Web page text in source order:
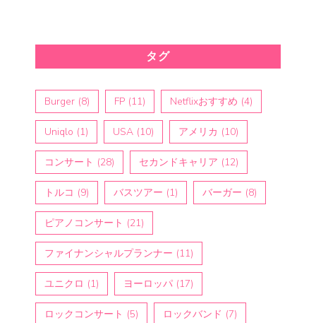
タグ
Burger (8) FP (11) Netflixおすすめ (4)
Uniqlo (1) USA (10) アメリカ (10)
コンサート (28) セカンドキャリア (12)
トルコ (9) バスツアー (1) バーガー (8)
ピアノコンサート (21)
ファイナンシャルプランナー (11)
ユニクロ (1) ヨーロッパ (17)
ロックコンサート (5) ロックバンド (7)